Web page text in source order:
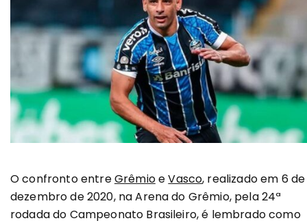
O confronto entreGrêmioeVasco, realizado em 6 de
dezembro de 2020, na Arena do Grêmio, pela 24ª
rodada do Campeonato Brasileiro, é lembrado como